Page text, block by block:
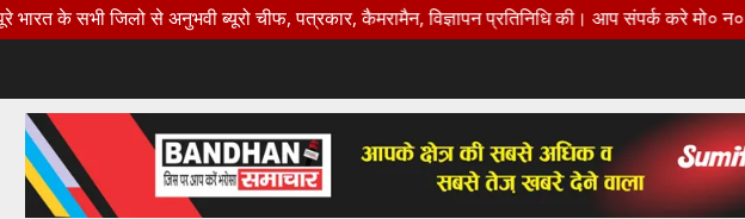
से अनुभवी ब्यूरो चीफ, पत्रकार, कैमरामैन, विज्ञापन प्रतिनिधि की। आप संपर्क करे मो० न० 9675456888